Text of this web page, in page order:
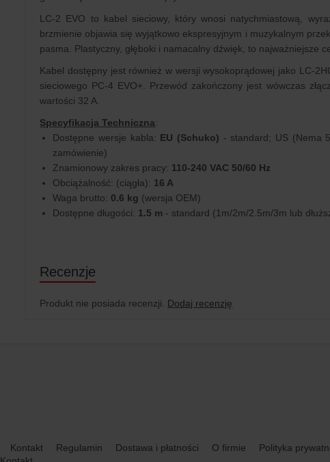
LC-2 EVO to kabel sieciowy, który wnosi natychmiastową,
brzmienie objawia się wyjątkowo ekspresyjnym i muzykalnym
pasma. Plastyczny, głęboki i namacalny dźwięk, to najważniejsze
Kabel dostępny jest również w wersji wysokoprądowej jako LC-
sieciowego PC-4 EVO+. Przewód zakończony jest wówczas
wartości 32 A.
Specyfikacja Techniczna:
Dostępne wersje kabla: EU (Schuko) - standard; US (Nema
zamówienie)
Znamionowy zakres pracy: 110-240 VAC 50/60 Hz
Obciążalność: (ciągła): 16 A
Waga brutto: 0.6 kg (wersja OEM)
Dostępne długości: 1.5 m - standard (1m/2m/2.5m/3m lub
Recenzje
Produkt nie posiada recenzji. Dodaj recenzję
Kontakt Regulamin Dostawa i płatności O firmie Polityka